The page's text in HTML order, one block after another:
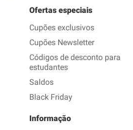
Ofertas especiais
Cupões exclusivos
Cupões Newsletter
Códigos de desconto para
estudantes
Saldos
Black Friday
Informação